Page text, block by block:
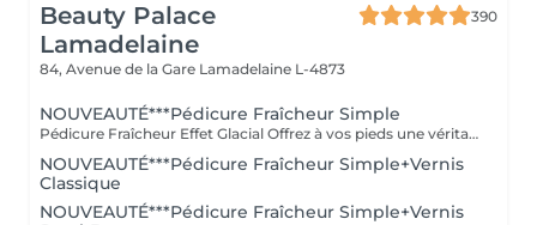
Beauty Palace
Lamadelaine
390
84, Avenue de la Gare Lamadelaine L-4873
NOUVEAUTÉ***Pédicure Fraîcheur Simple
Pédicure Fraîcheur Effet Glacial Offrez à vos pieds une véritable vague de fraîcheur intense. Cette prestation comprend le soin des ongles et des cuticules, le travail des zones rugueuses, suivi d'un gommage au sel et à l'amande douce, d'un bain effervescent relaxant et rafraîchissant, puis d'un soin à l'effet glacial appliqué jusqu'aux mollets. Des pieds doux, parfaitement soignés et une sensation de fraîcheur intense, idéale pour l'été.
NOUVEAUTÉ***Pédicure Fraîcheur Simple+Vernis
Classique
NOUVEAUTÉ***Pédicure Fraîcheur Simple+Vernis